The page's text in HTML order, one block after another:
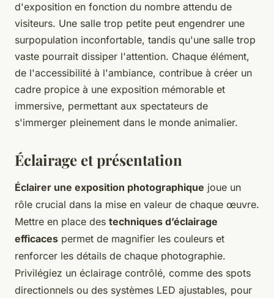
d'exposition en fonction du nombre attendu de
visiteurs. Une salle trop petite peut engendrer une
surpopulation inconfortable, tandis qu'une salle trop
vaste pourrait dissiper l'attention. Chaque élément,
de l'accessibilité à l'ambiance, contribue à créer un
cadre propice à une exposition mémorable et
immersive, permettant aux spectateurs de
s'immerger pleinement dans le monde animalier.
Éclairage et présentation
Éclairer une exposition photographique joue un
rôle crucial dans la mise en valeur de chaque œuvre.
Mettre en place des techniques d’éclairage
efficaces permet de magnifier les couleurs et
renforcer les détails de chaque photographie.
Privilégiez un éclairage contrôlé, comme des spots
directionnels ou des systèmes LED ajustables, pour